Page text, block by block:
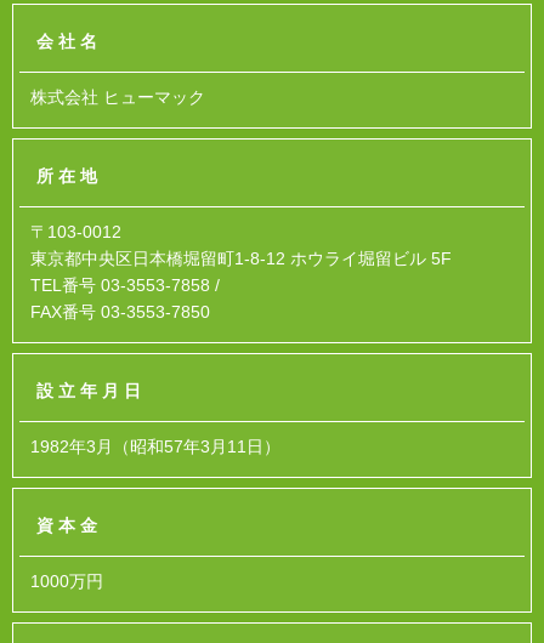
会社名
株式会社 ヒューマック
所在地
〒103-0012
東京都中央区日本橋堀留町1-8-12 ホウライ堀留ビル 5F
TEL番号 03-3553-7858 /
FAX番号 03-3553-7850
設立年月日
1982年3月（昭和57年3月11日）
資本金
1000万円